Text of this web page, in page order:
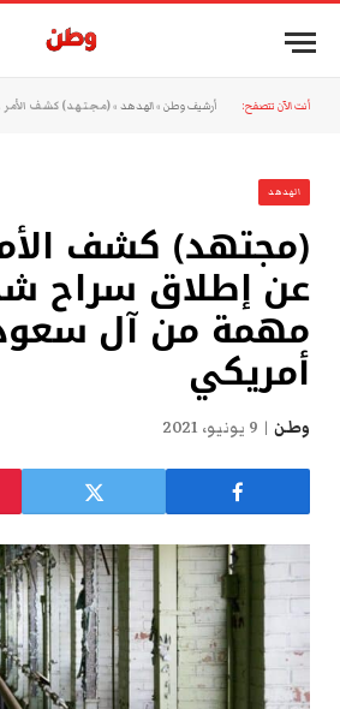
أنت الآن تتصفح: أرشيف وطن »الهدهد »(مجتهد) كشف الأمر .. أنباء عن
الهدهد
(مجتهد) كشف
عن إطلاق سراح
مهمة من آل
أمريكي
وطن 9 يونيو، 2021